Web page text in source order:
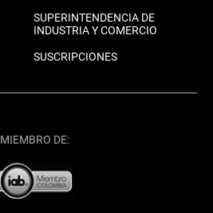
SUPERINTENDENCIA DE
INDUSTRIA Y COMERCIO
SUSCRIPCIONES
MIEMBRO DE: